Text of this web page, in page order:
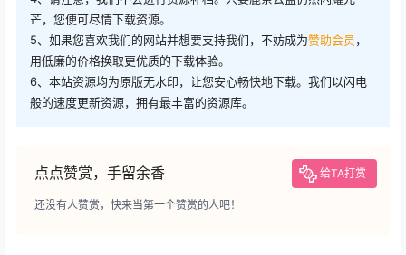
芒，您便可尽情下载资源。
5、如果您喜欢我们的网站并想要支持我们，不妨成为赞助会员，
用低廉的价格换取更优质的下载体验。
6、本站资源均为原版无水印，让您安心畅快地下载。我们以闪电
般的速度更新资源，拥有最丰富的资源库。
点点赞赏，手留余香 给TA打赏
还没有人赞赏，快来当第一个赞赏的人吧！